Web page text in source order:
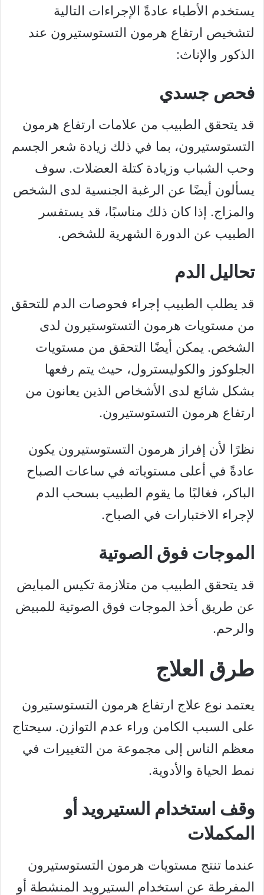
يستخدم الأطباء عادةً الإجراءات التالية
لتشخيص ارتفاع هرمون التستوستيرون عند
الذكور والإناث:
فحص جسدي
قد يتحقق الطبيب من علامات ارتفاع هرمون
التستوستيرون، بما في ذلك زيادة شعر الجسم
وحب الشباب وزيادة كتلة العضلات. سوف
يسألون أيضًا عن الرغبة الجنسية لدى الشخص
والمزاج. إذا كان ذلك مناسبًا، قد يستفسر
الطبيب عن الدورة الشهرية للشخص.
تحاليل الدم
قد يطلب الطبيب إجراء فحوصات الدم للتحقق
من مستويات هرمون التستوستيرون لدى
الشخص. يمكن أيضًا التحقق من مستويات
الجلوكوز والكوليسترول، حيث يتم رفعها
بشكل شائع لدى الأشخاص الذين يعانون من
ارتفاع هرمون التستوستيرون.
نظرًا لأن إفراز هرمون التستوستيرون يكون
عادةً في أعلى مستوياته في ساعات الصباح
الباكر، فغالبًا ما يقوم الطبيب بسحب الدم
لإجراء الاختبارات في الصباح.
الموجات فوق الصوتية
قد يتحقق الطبيب من متلازمة تكيس المبايض
عن طريق أخذ الموجات فوق الصوتية للمبيض
والرحم.
طرق العلاج
يعتمد نوع علاج ارتفاع هرمون التستوستيرون
على السبب الكامن وراء عدم التوازن. سيحتاج
معظم الناس إلى مجموعة من التغييرات في
نمط الحياة والأدوية.
وقف استخدام الستيرويد أو
المكملات
عندما تنتج مستويات هرمون التستوستيرون
المفرطة عن استخدام الستيرويد المنشطة أو